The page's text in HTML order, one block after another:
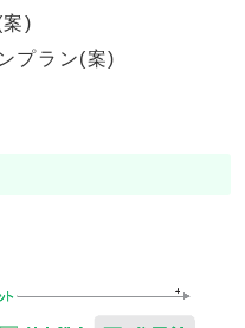
)
プラン(案)